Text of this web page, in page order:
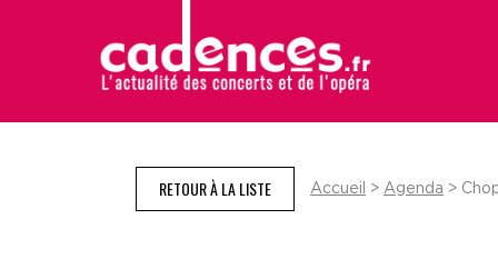
RETOUR À LA LISTE Accueil > Agenda >